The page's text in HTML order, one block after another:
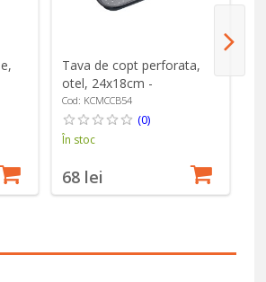
Tava de copt perforata,
otel, 24x18cm -
MasterClass
Cod: KCMCCB54
(0)
În stoc
68 lei